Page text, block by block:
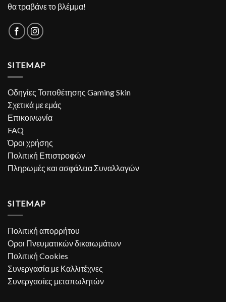
θα τραβάνε το βλέμμα!
SITEMAP
Οδηγίες Τοποθέτησης Gaming Skin
Σχετικά με εμάς
Επικοινωνία
FAQ
Όροι χρήσης
Πολιτική Επιστροφών
Πληρωμές και ασφάλεια Συναλλαγών
SITEMAP
Πολιτική απορρήτου
Οροι Πνευματικών δικαιωμάτων
Πολιτική Cookies
Συνεργασία με Καλλιτέχνες
Συνεργασίες μεταπωλητών